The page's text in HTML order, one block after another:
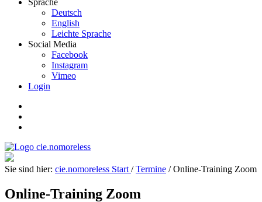
Deutsch
English
Leichte Sprache
Social Media
Facebook
Instagram
Vimeo
Login
Sie sind hier: cie.nomoreless Start /Termine /Online-Training Zoom
Online-Training Zoom